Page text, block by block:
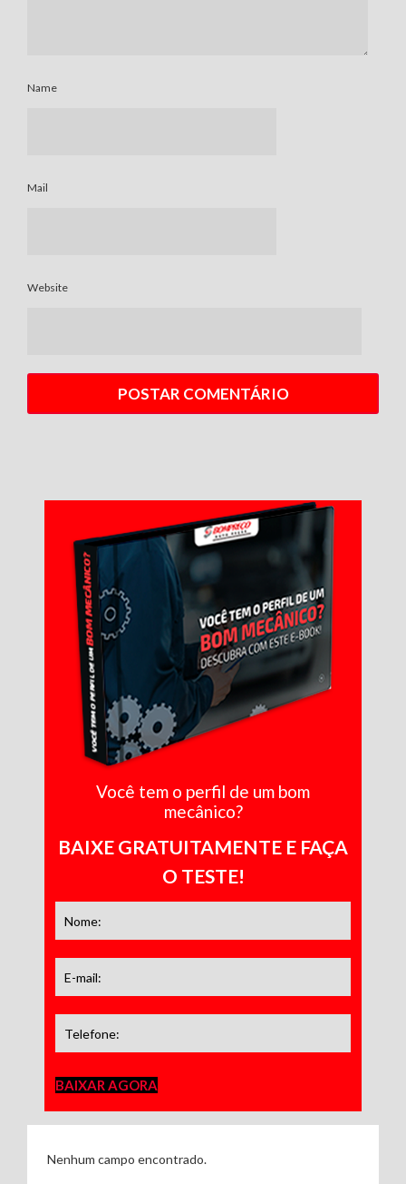
Name
Mail
Website
Você tem o perfil de um bom
mecânico?
BAIXE GRATUITAMENTE E FAÇA
O TESTE!
BAIXAR AGORA
Nenhum campo encontrado.